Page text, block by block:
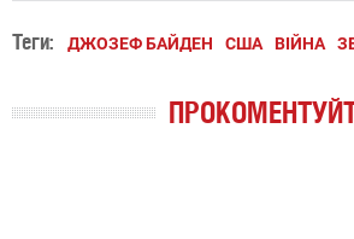
Теги: ДЖОЗЕФ БАЙДЕН США ВІЙНА